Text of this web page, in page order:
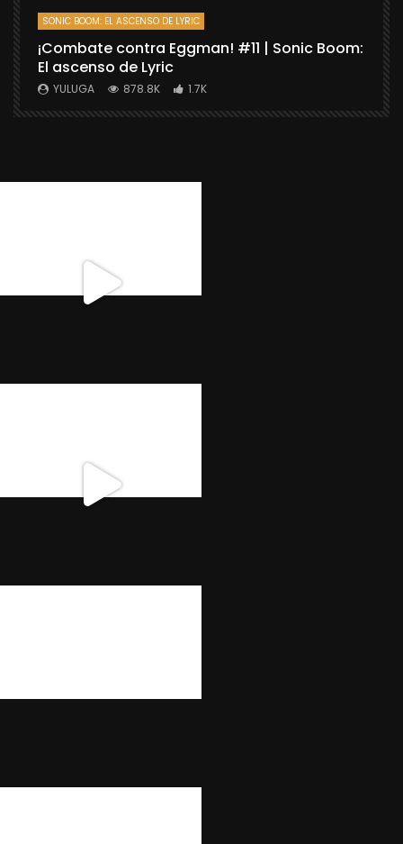
SONIC BOOM: EL ASCENSO DE LYRIC
¡Combate contra Eggman! #11 | Sonic Boom:
El ascenso de Lyric
YULUGA 878.8K 1.7K